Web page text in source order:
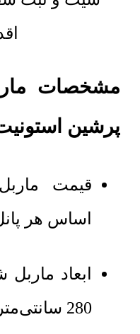
پرشین
اساس هر
280 سانتی‌متر